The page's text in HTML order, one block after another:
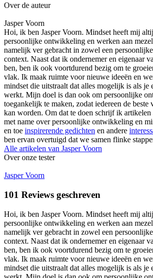
Over de auteur
Jasper Voorn
Hoi, ik ben Jasper Voorn. Mindset heeft mij
persoonlijke ontwikkeling en werken aan
namelijk ver gebracht in zowel een
context. Naast dat ik ondernemer en eigenaar
ben, ben ik ook voortdurend bezig om te
vlak. Ik maak ruimte voor nieuwe ideeën en
mindset die uitstraalt dat alles mogelijk is als je
werkt. Mijn doel is dan ook om persoonlijke
toegankelijk te maken, zodat iedereen de beste
kan worden. Om dat te doen schrijf ik
met name over persoonlijke ontwikkeling en
en toe inspirerende gedichten en andere
ben ervan overtuigd dat we samen flinke
Alle artikelen van Jasper Voorn
Over onze tester
Jasper Voorn
101 Reviews geschreven
Hoi, ik ben Jasper Voorn. Mindset heeft mij
persoonlijke ontwikkeling en werken aan
namelijk ver gebracht in zowel een
context. Naast dat ik ondernemer en eigenaar
ben, ben ik ook voortdurend bezig om te
vlak. Ik maak ruimte voor nieuwe ideeën en
mindset die uitstraalt dat alles mogelijk is als je